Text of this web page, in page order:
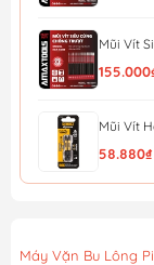
Mũi Vít
Mũi Vít
58.880₫
Máy Vặn Bu Lông